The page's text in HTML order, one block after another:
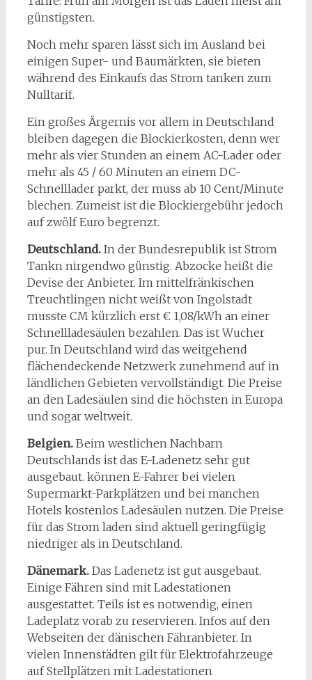
günstigsten.
Noch mehr sparen lässt sich im Ausland bei
einigen Super- und Baumärkten, sie bieten
während des Einkaufs das Strom tanken zum
Nulltarif.
Ein großes Ärgernis vor allem in Deutschland
bleiben dagegen die Blockierkosten, denn wer
mehr als vier Stunden an einem AC-Lader oder
mehr als 45 / 60 Minuten an einem DC-
Schnelllader parkt, der muss ab 10 Cent/Minute
blechen. Zumeist ist die Blockiergebühr jedoch
auf zwölf Euro begrenzt.
Deutschland. In der Bundesrepublik ist Strom
Tankn nirgendwo günstig. Abzocke heißt die
Devise der Anbieter. Im mittelfränkischen
Treuchtlingen nicht weißt von Ingolstadt
musste CM kürzlich erst € 1,08/kWh an einer
Schnellladesäulen bezahlen. Das ist Wucher
pur. In Deutschland wird das weitgehend
flächendeckende Netzwerk zunehmend auf in
ländlichen Gebieten vervollständigt. Die Preise
an den Ladesäulen sind die höchsten in Europa
und sogar weltweit.
Belgien.Beim westlichen Nachbarn
Deutschlands ist das E-Ladenetz sehr gut
ausgebaut. können E-Fahrer bei vielen
Supermarkt-Parkplätzen und bei manchen
Hotels kostenlos Ladesäulen nutzen. Die Preise
für das Strom laden sind aktuell geringfügig
niedriger als in Deutschland.
Dänemark.Das Ladenetz ist gut ausgebaut.
Einige Fähren sind mit Ladestationen
ausgestattet. Teils ist es notwendig, einen
Ladeplatz vorab zu reservieren. Infos auf den
Webseiten der dänischen Fähranbieter. In
vielen Innenstädten gilt für Elektrofahrzeuge
auf Stellplätzen mit Ladestationen